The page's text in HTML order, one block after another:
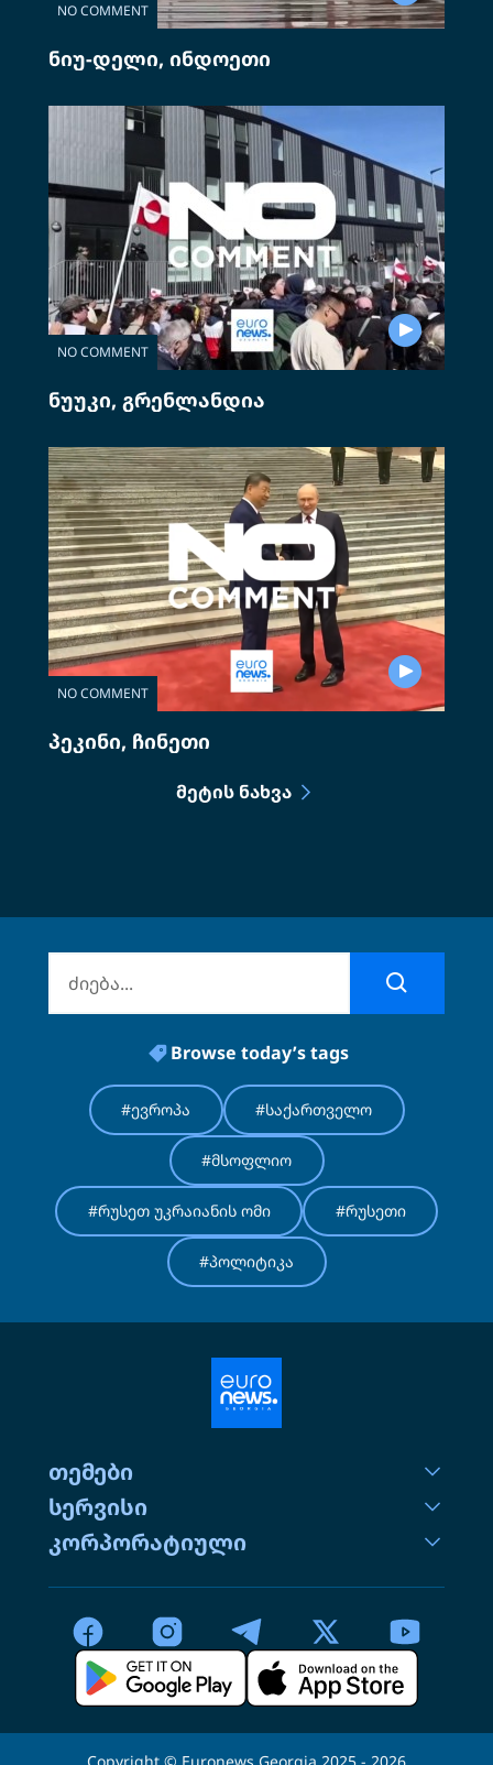
NO COMMENT
ნიუ-დელი, ინდოეთი
NO COMMENT
ნუუკი, გრენლანდია
NO COMMENT
პეკინი, ჩინეთი
ᲛᲔᲢᲘᲡ ᲜᲐᲮᲕᲐ
Browse today’s tags
#ევროპა #საქართველო
#მსოფლიო
#რუსეთ უკრაიანის ომი #რუსეთი
#პოლიტიკა
თემები
სერვისი
კორპორატიული